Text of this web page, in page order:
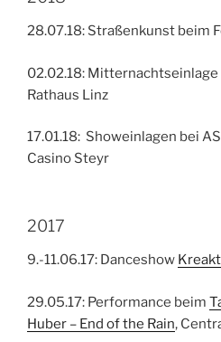
28.07.18: Straßenkunst beim
02.02.18:
Rathaus Linz
17.01.18: Showeinlagen bei
Casino Steyr
2017
9.-11.06.17: Danceshow
29.05.17: Performance beim
Huber – End of the Rain,